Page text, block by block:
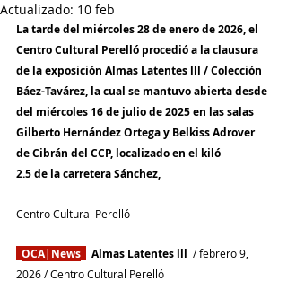
Actualizado: 10 feb
La tarde del miércoles 28 de enero de 2026, el
Centro Cultural Perelló procedió a la clausura
de la exposición Almas Latentes lll / Colección
Báez-Tavárez, la cual se mantuvo abierta desde
del miércoles 16 de julio de 2025 en las salas
Gilberto Hernández Ortega y Belkiss Adrover
de Cibrán del CCP, localizado en el kiló
2.5 de la carretera Sánchez,
Centro Cultural Perelló
OCA|News Almas Latentes lll / febrero 9
2026 / Centro Cultural Perelló